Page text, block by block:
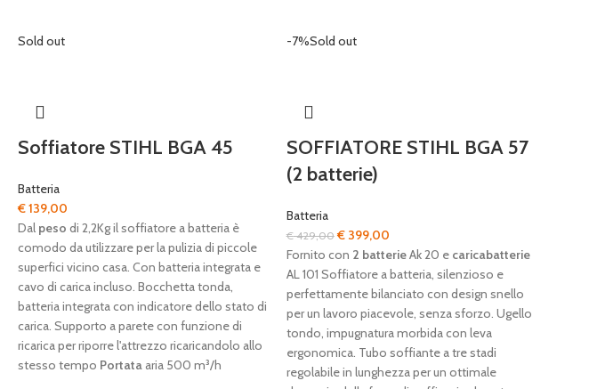
Sold out
Soffiatore STIHL BGA 45
Batteria
€139,00
Dal peso di 2,2Kg il soffiatore a batteria è
comodo da utilizzare per la pulizia di piccole
superfici vicino casa. Con batteria integrata e
cavo di carica incluso. Bocchetta tonda,
batteria integrata con indicatore dello stato di
carica. Supporto a parete con funzione di
ricarica per riporre l'attrezzo ricaricandolo allo
stesso tempo Portataaria 500 m³/h
-7%Sold out
SOFFIATORE STIHL BGA 57
(2 batterie)
Batteria
€429,00Il
prezzo
originale
era:
€ 429,00.
€399,00Il
prezzo
attuale
è:
€ 399,00.
Fornito con 2 batterieAk 20 e caricabatterie
AL 101 Soffiatore a batteria, silenzioso e
perfettamente bilanciato con design snello
per un lavoro piacevole, senza sforzo. Ugello
tondo, impugnatura morbida con leva
ergonomica. Tubo soffiante a tre stadi
regolabile in lunghezza per un ottimale